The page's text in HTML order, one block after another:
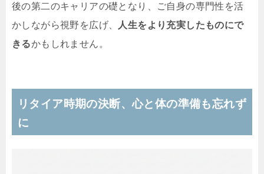
後の第二のキャリアの礎となり、ご自身の専門性を活
かしながら視野を広げ、
人生をより充実したものにで
きるかもしれません。
リタイア時期の決断、心と体の準備も忘れず
に